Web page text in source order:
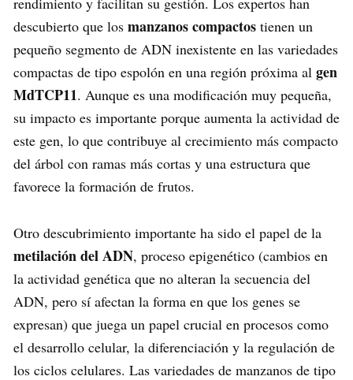
descubierto que los manzanos compactos tienen un
pequeño segmento de ADN inexistente en las variedades
compactas de tipo espolón en una región próxima al gen
MdTCP11. Aunque es una modificación muy pequeña,
su impacto es importante porque aumenta la actividad de
este gen, lo que contribuye al crecimiento más compacto
del árbol con ramas más cortas y una estructura que
favorece la formación de frutos.
Otro descubrimiento importante ha sido el papel de la
metilación del ADN, proceso epigenético (cambios en
la actividad genética que no alteran la secuencia del
ADN, pero sí afectan la forma en que los genes se
expresan) que juega un papel crucial en procesos como
el desarrollo celular, la diferenciación y la regulación de
los ciclos celulares. Las variedades de manzanos de tipo